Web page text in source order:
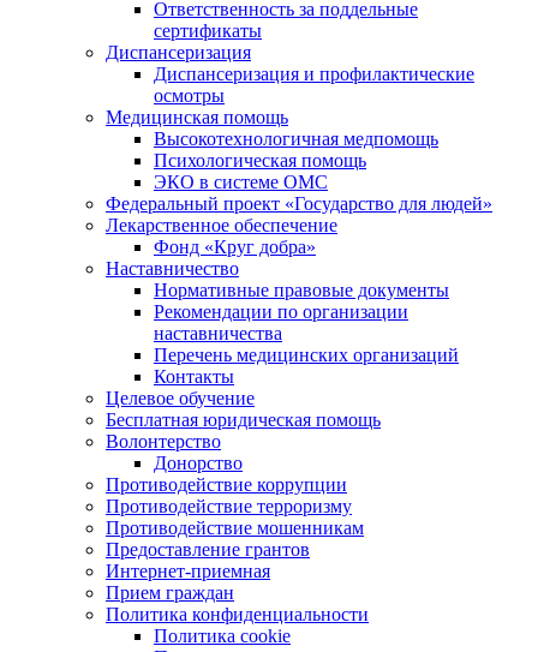
Ответственность за поддельные
сертификаты
Диспансеризация
Диспансеризация и профилактические
осмотры
Медицинская помощь
Высокотехнологичная медпомощь
Психологическая помощь
ЭКО в системе ОМС
Федеральный проект «Государство для людей»
Лекарственное обеспечение
Фонд «Круг добра»
Наставничество
Нормативные правовые документы
Рекомендации по организации
наставничества
Перечень медицинских организаций
Контакты
Целевое обучение
Бесплатная юридическая помощь
Волонтерство
Донорство
Противодействие коррупции
Противодействие терроризму
Противодействие мошенникам
Предоставление грантов
Интернет-приемная
Прием граждан
Политика конфиденциальности
Политика cookie